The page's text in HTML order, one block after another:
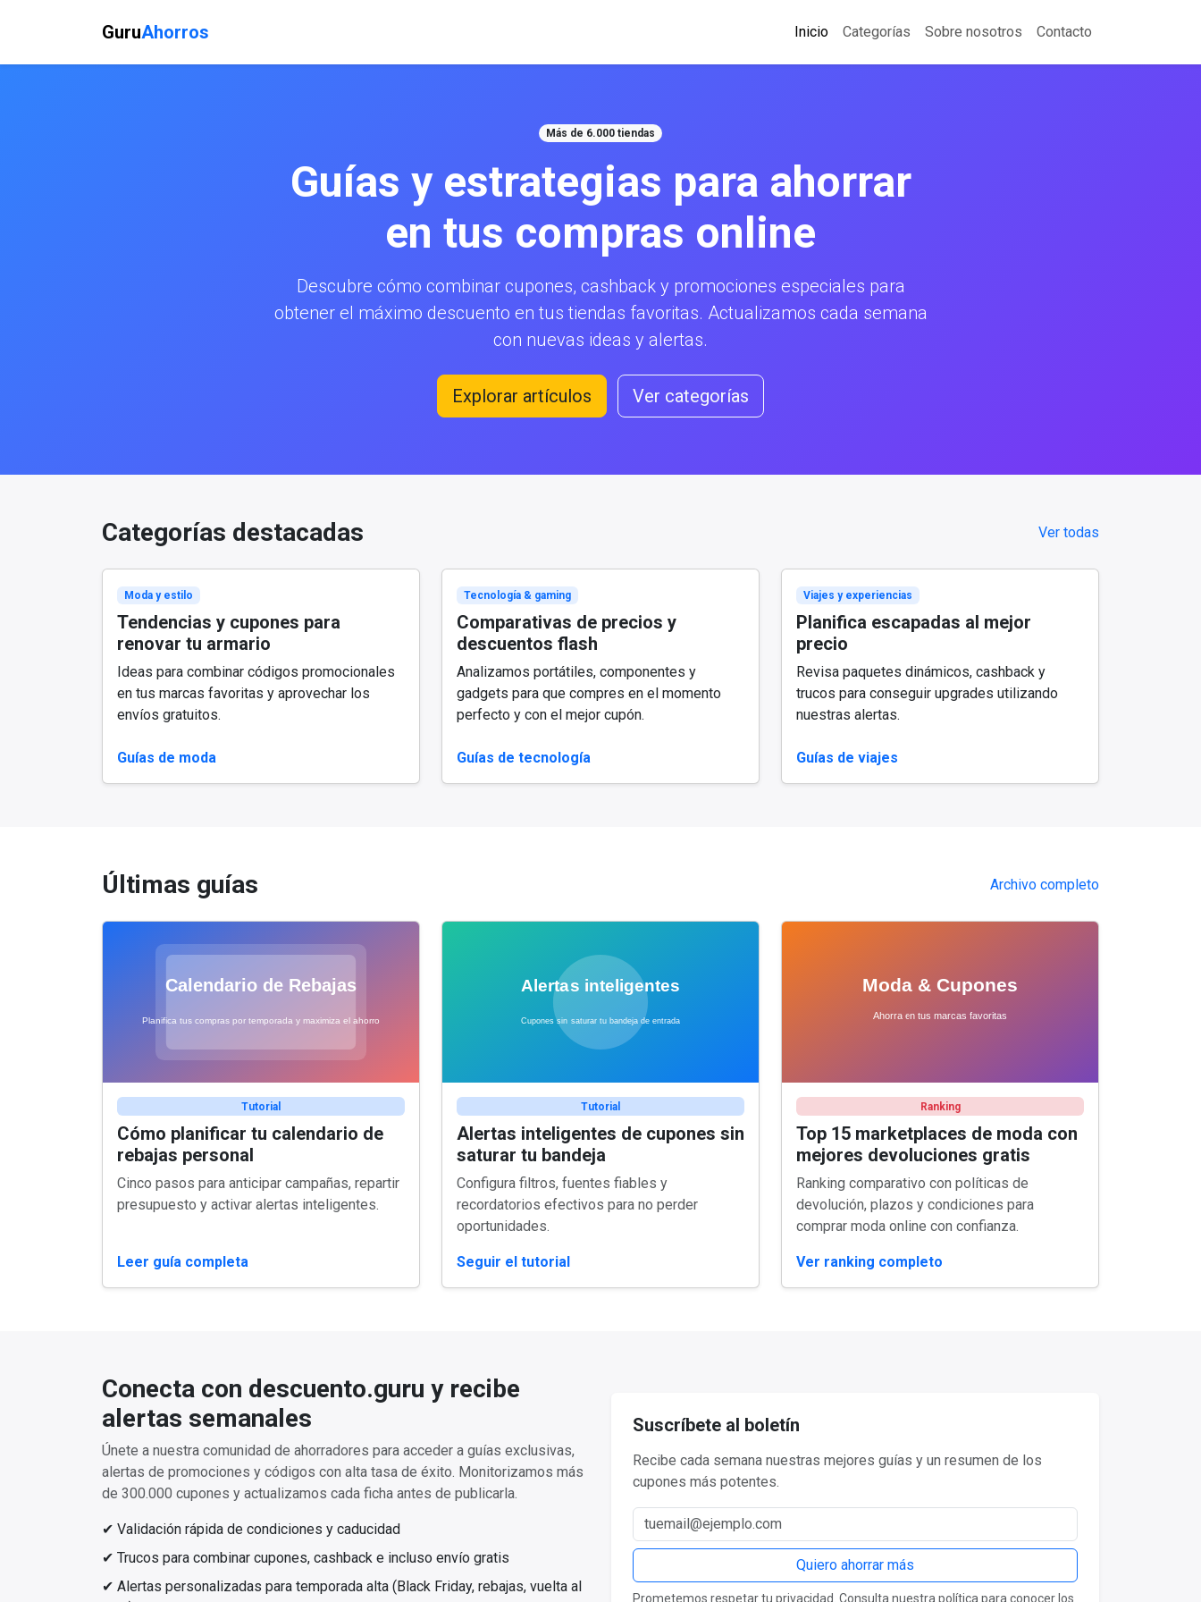
GuruAhorros Inicio Categorías Sobre nosotros Contacto
Más de 6.000 tiendas
Guías y estrategias para ahorrar
en tus compras online
Descubre cómo combinar cupones, cashback y promociones especiales para
obtener el máximo descuento en tus tiendas favoritas. Actualizamos cada semana
con nuevas ideas y alertas.
Explorar artículos Ver categorías
Categorías destacadas Ver todas
Moda y estilo
Tendencias y cupones para
renovar tu armario
Ideas para combinar códigos promocionales
en tus marcas favoritas y aprovechar los
envíos gratuitos.
Guías de moda
Tecnología & gaming
Comparativas de precios y
descuentos flash
Analizamos portátiles, componentes y
gadgets para que compres en el momento
perfecto y con el mejor cupón.
Guías de tecnología
Viajes y experiencias
Planifica escapadas al mejor
precio
Revisa paquetes dinámicos, cashback y
trucos para conseguir upgrades utilizando
nuestras alertas.
Guías de viajes
Últimas guías Archivo completo
Tutorial
Cómo planificar tu calendario de
rebajas personal
Cinco pasos para anticipar campañas, repartir
presupuesto y activar alertas inteligentes.
Leer guía completa
Tutorial
Alertas inteligentes de cupones sin
saturar tu bandeja
Configura filtros, fuentes fiables y
recordatorios efectivos para no perder
oportunidades.
Seguir el tutorial
Ranking
Top 15 marketplaces de moda con
mejores devoluciones gratis
Ranking comparativo con políticas de
devolución, plazos y condiciones para
comprar moda online con confianza.
Ver ranking completo
Conecta con descuento.guru y recibe
alertas semanales
Únete a nuestra comunidad de ahorradores para acceder a guías exclusivas,
alertas de promociones y códigos con alta tasa de éxito. Monitorizamos más
de 300.000 cupones y actualizamos cada ficha antes de publicarla.
✔ Validación rápida de condiciones y caducidad
✔ Trucos para combinar cupones, cashback e incluso envío gratis
✔ Alertas personalizadas para temporada alta (Black Friday, rebajas, vuelta al
Suscríbete al boletín
Recibe cada semana nuestras mejores guías y un resumen de los
cupones más potentes.
Correo electrónico
Quiero ahorrar más
Prometemos respetar tu privacidad. Consulta nuestra política para conocer los